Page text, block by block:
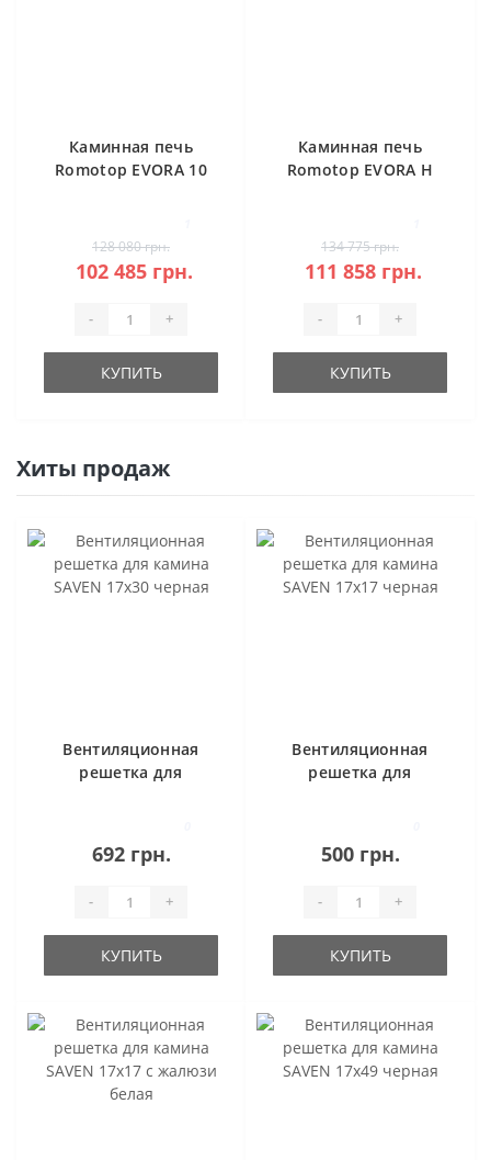
Каминная печь
Romotop EVORA 10
128 080 грн.
102 485 грн.
- +
КУПИТЬ
Каминная печь
Romotop EVORA H
134 775 грн.
111 858 грн.
- +
КУПИТЬ
Хиты продаж
Вентиляционная
решетка для
692 грн.
- +
КУПИТЬ
Вентиляционная
решетка для
500 грн.
- +
КУПИТЬ